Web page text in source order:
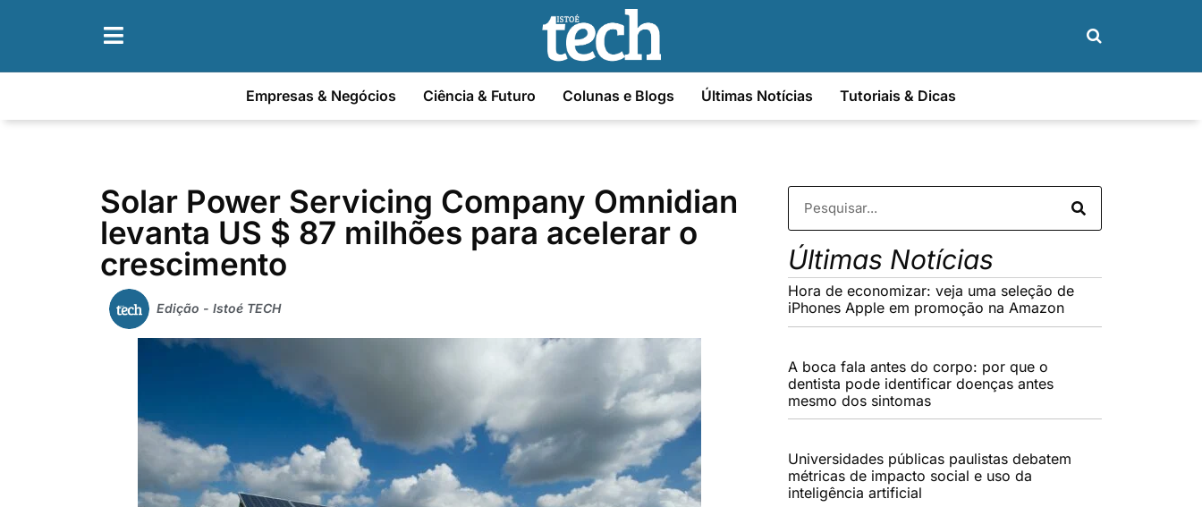
Empresas & Negócios Ciência & Futuro Colunas e Blogs Últimas Notícias Tutoriais & Dicas
Solar Power Servicing Company Omnidian
levanta US $ 87 milhões para acelerar o
crescimento
Edição - Istoé TECH
Últimas Notícias
Hora de economizar: veja uma seleção de
iPhones Apple em promoção na Amazon
A boca fala antes do corpo: por que o
dentista pode identificar doenças antes
mesmo dos sintomas
Universidades públicas paulistas debatem
métricas de impacto social e uso da
inteligência artificial